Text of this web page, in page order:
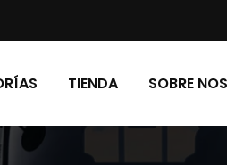
TIENDA SOBRE